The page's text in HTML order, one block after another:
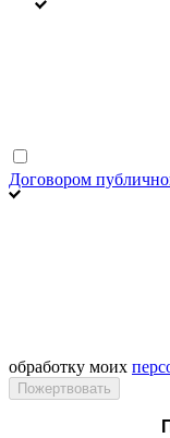
Договором
обработку моих